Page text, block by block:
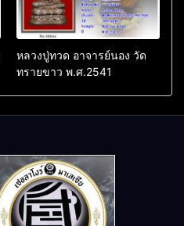
หลวงปู่ทวด อาจารย์นอง วัด
ทรายขาว พ.ศ.2541